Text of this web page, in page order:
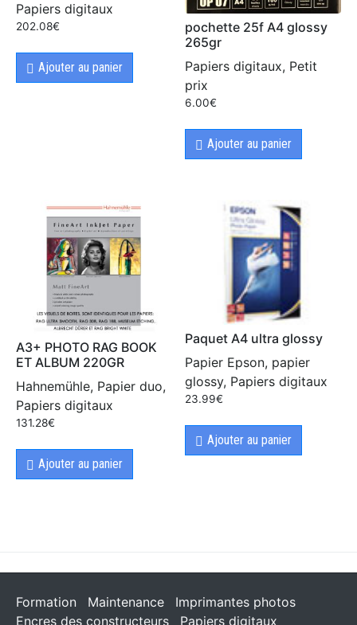
Papiers digitaux
202.08€
Ajouter au panier
pochette 25f A4 glossy
265gr
Papiers digitaux, Petit
prix
6.00€
Ajouter au panier
A3+ PHOTO RAG BOOK
ET ALBUM 220GR
Hahnemühle, Papier duo,
Papiers digitaux
131.28€
Ajouter au panier
Paquet A4 ultra glossy
Papier Epson, papier
glossy, Papiers digitaux
23.99€
Ajouter au panier
Formation Maintenance
Imprimantes photos
Encres des constructeurs
Papiers digitaux